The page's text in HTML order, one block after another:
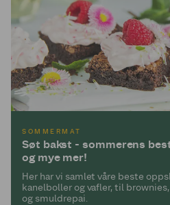
SOMMERMAT
Søt bakst - sommerens
og mye mer!
Her har vi samlet våre beste
kanelboller og vafler, til
og smuldrepai.